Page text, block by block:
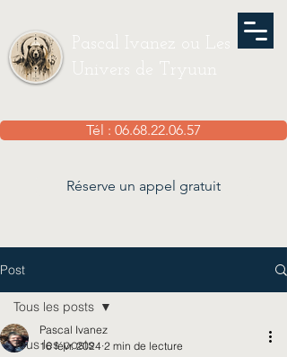
Pascal Ivanez ou Les
Univers de Tryuun
Tél : 06.68.22.06.57
Réserve un appel gratuit
Post
Tous les posts
Tous les posts
Pascal Ivanez
16 févr. 2024 2 min de lecture